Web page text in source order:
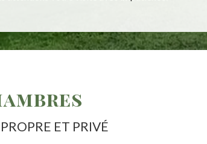
ET PRIVÉ